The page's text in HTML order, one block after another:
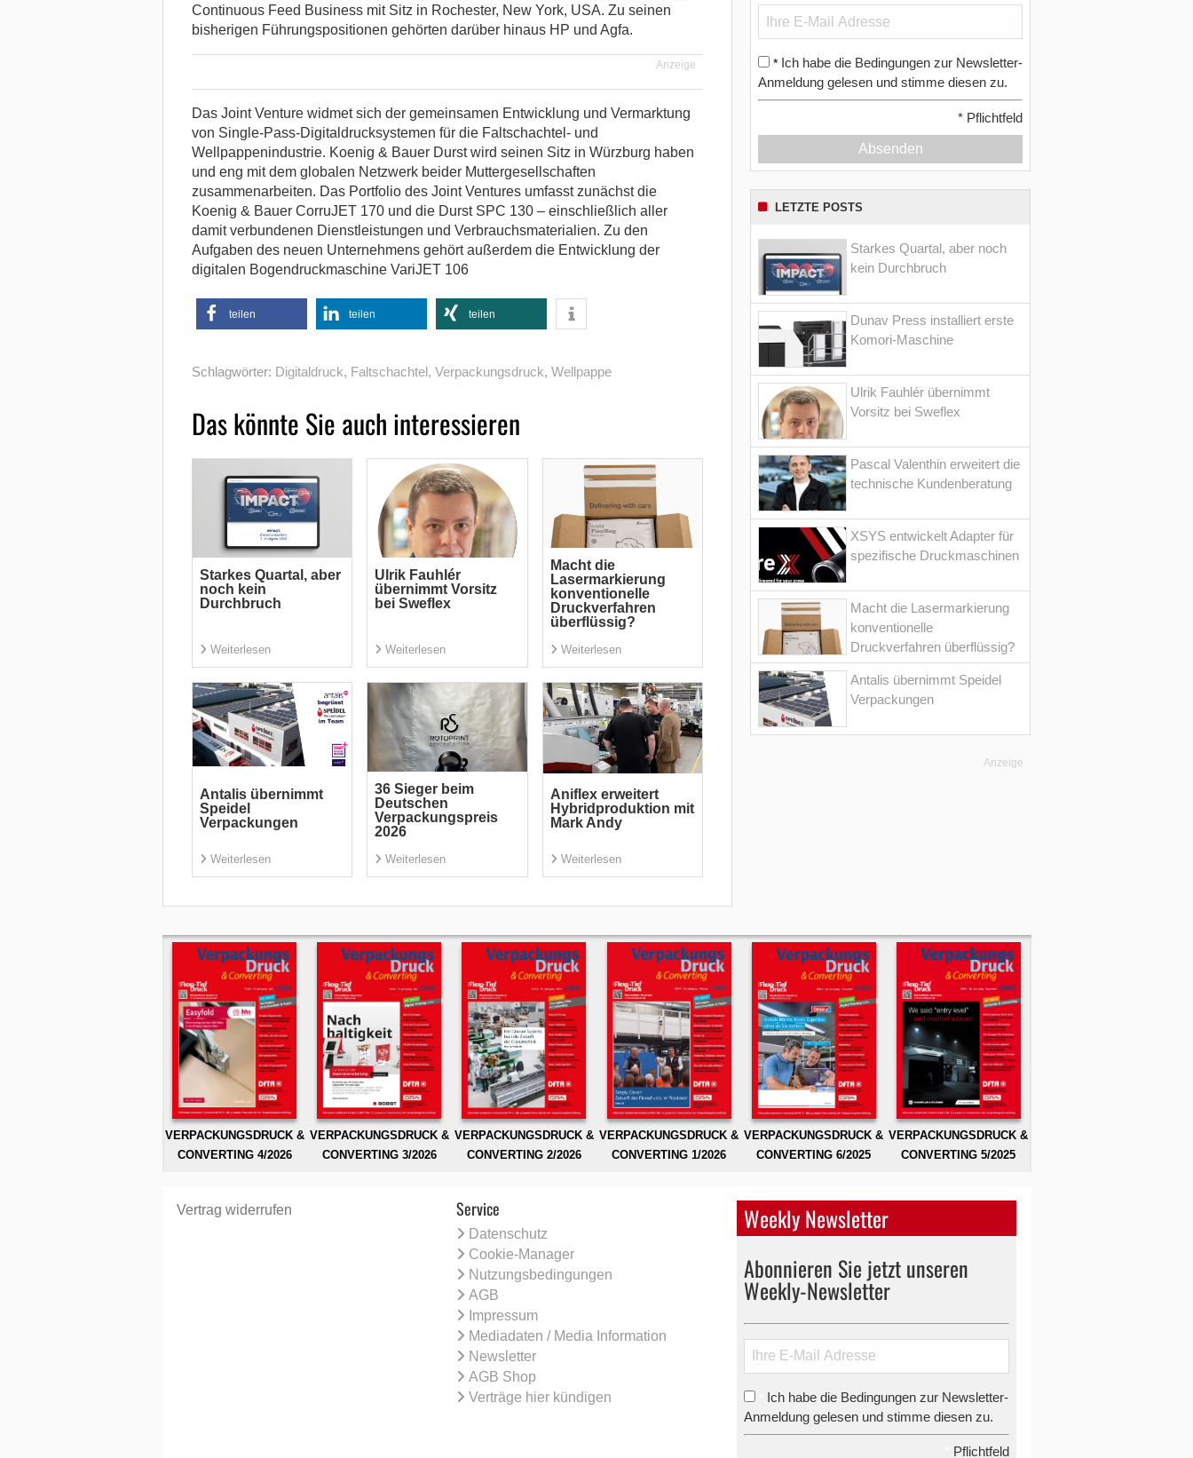
Continuous Feed Business mit Sitz in Rochester, New York, USA. Zu seinen
bisherigen Führungspositionen gehörten darüber hinaus HP und Agfa.
Anzeige
Das Joint Venture widmet sich der gemeinsamen Entwicklung und Vermarktung
von Single-Pass-Digitaldrucksystemen für die Faltschachtel- und
Wellpappenindustrie. Koenig & Bauer Durst wird seinen Sitz in Würzburg haben
und eng mit dem globalen Netzwerk beider Muttergesellschaften
zusammenarbeiten. Das Portfolio des Joint Ventures umfasst zunächst die
Koenig & Bauer CorruJET 170 und die Durst SPC 130 – einschließlich aller
damit verbundenen Dienstleistungen und Verbrauchsmaterialien. Zu den
Aufgaben des neuen Unternehmens gehört außerdem die Entwicklung der
digitalen Bogendruckmaschine VariJET 106
teilen teilen teilen
Schlagwörter: Digitaldruck, Faltschachtel, Verpackungsdruck, Wellpappe
Das könnte Sie auch interessieren
Starkes Quartal, aber
noch kein
Durchbruch
Weiterlesen
Ulrik Fauhlér
übernimmt Vorsitz
bei Sweflex
Weiterlesen
Macht die
Lasermarkierung
konventionelle
Druckverfahren
überflüssig?
Weiterlesen
Antalis übernimmt
Speidel
Verpackungen
Weiterlesen
36 Sieger beim
Deutschen
Verpackungspreis
2026
Weiterlesen
Aniflex erweitert
Hybridproduktion mit
Mark Andy
Weiterlesen
* Ich habe die Bedingungen zur Newsletter-
Anmeldung gelesen und stimme diesen zu.
* Pflichtfeld
Absenden
LETZTE POSTS
Starkes Quartal, aber noch
kein Durchbruch
Dunav Press installiert erste
Komori-Maschine
Ulrik Fauhlér übernimmt
Vorsitz bei Sweflex
Pascal Valenthin erweitert die
technische Kundenberatung
XSYS entwickelt Adapter für
spezifische Druckmaschinen
Macht die Lasermarkierung
konventionelle
Druckverfahren überflüssig?
Antalis übernimmt Speidel
Verpackungen
Anzeige
VERPACKUNGSDRUCK &
CONVERTING 4/2026
VERPACKUNGSDRUCK &
CONVERTING 3/2026
VERPACKUNGSDRUCK &
CONVERTING 2/2026
VERPACKUNGSDRUCK &
CONVERTING 1/2026
VERPACKUNGSDRUCK &
CONVERTING 6/2025
VERPACKUNGSDRUCK &
CONVERTING 5/2025
Vertrag widerrufen Service
Datenschutz
Cookie-Manager
Nutzungsbedingungen
AGB
Impressum
Mediadaten / Media Information
Newsletter
AGB Shop
Verträge hier kündigen
Weekly Newsletter
Abonnieren Sie jetzt unseren
Weekly-Newsletter
Ich habe die Bedingungen zur Newsletter-
Anmeldung gelesen und stimme diesen zu.
Pflichtfeld